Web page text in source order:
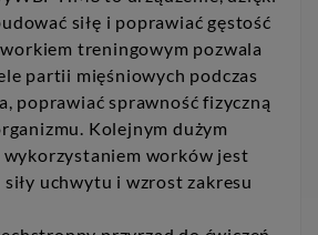
siłę i poprawiać gęstość
treningowym pozwala
partii mięśniowych podczas
poprawiać sprawność fizyczną
Kolejnym dużym
wykorzystaniem worków jest
uchwytu i wzrost zakresu